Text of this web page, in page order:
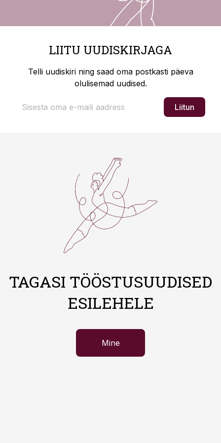
LIITU UUDISKIRJAGA
Telli uudiskiri ning saad oma postkasti päeva
olulisemad uudised.
Liitun
TAGASI TÖÖSTUSUUDISED
ESILEHELE
Mine